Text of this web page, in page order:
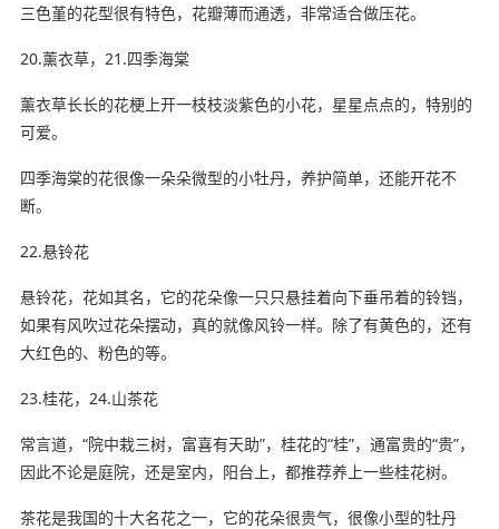
三色堇的花型很有特色，花瓣薄而通透，非常适合做压花。
20.薰衣草，21.四季海棠
薰衣草长长的花梗上开一枝枝淡紫色的小花，星星点点的，特别的
可爱。
四季海棠的花很像一朵朵微型的小牡丹，养护简单，还能开花不
断。
22.悬铃花
悬铃花，花如其名，它的花朵像一只只悬挂着向下垂吊着的铃铛，
如果有风吹过花朵摆动，真的就像风铃一样。除了有黄色的，还有
大红色的、粉色的等。
23.桂花，24.山茶花
常言道，“院中栽三树，富喜有天助”，桂花的“桂”，通富贵的“贵”，
因此不论是庭院，还是室内，阳台上，都推荐养上一些桂花树。
茶花是我国的十大名花之一，它的花朵很贵气，很像小型的牡丹